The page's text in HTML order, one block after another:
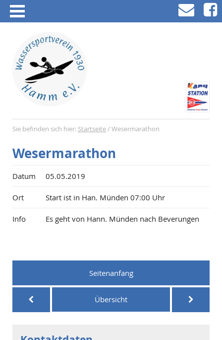
Sie befinden sich hier: Startseite/Wesermarathon
Wesermarathon
Datum 05.05.2019
Ort Start ist in Han. Münden 07:00 Uhr
Info Es geht von Hann. Münden nach Beverungen
Seitenanfang
Übersicht